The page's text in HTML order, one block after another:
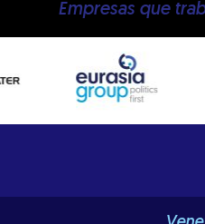
Empresas que